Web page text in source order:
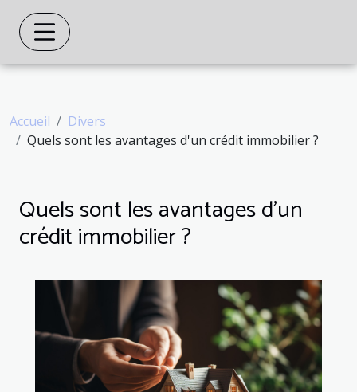
Accueil
Divers
Quels sont les avantages d'un crédit immobilier ?
Quels sont les avantages d'un
crédit immobilier ?